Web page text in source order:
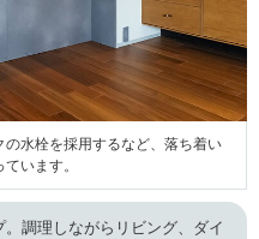
水栓を採用するなど、落ち着い
います。
調理しながらリビング、ダイ